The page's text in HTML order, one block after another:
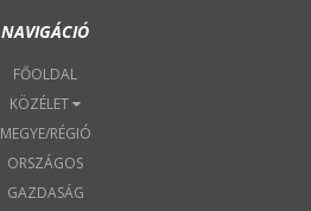
NAVIGÁCIÓ
FŐOLDAL
KÖZÉLET
MEGYE/RÉGIÓ
ORSZÁGOS
GAZDASÁG